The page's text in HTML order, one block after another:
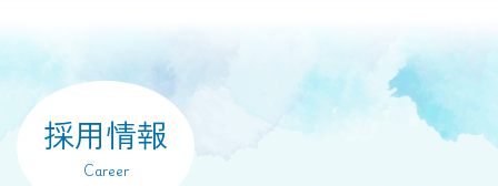
採用情報
Career